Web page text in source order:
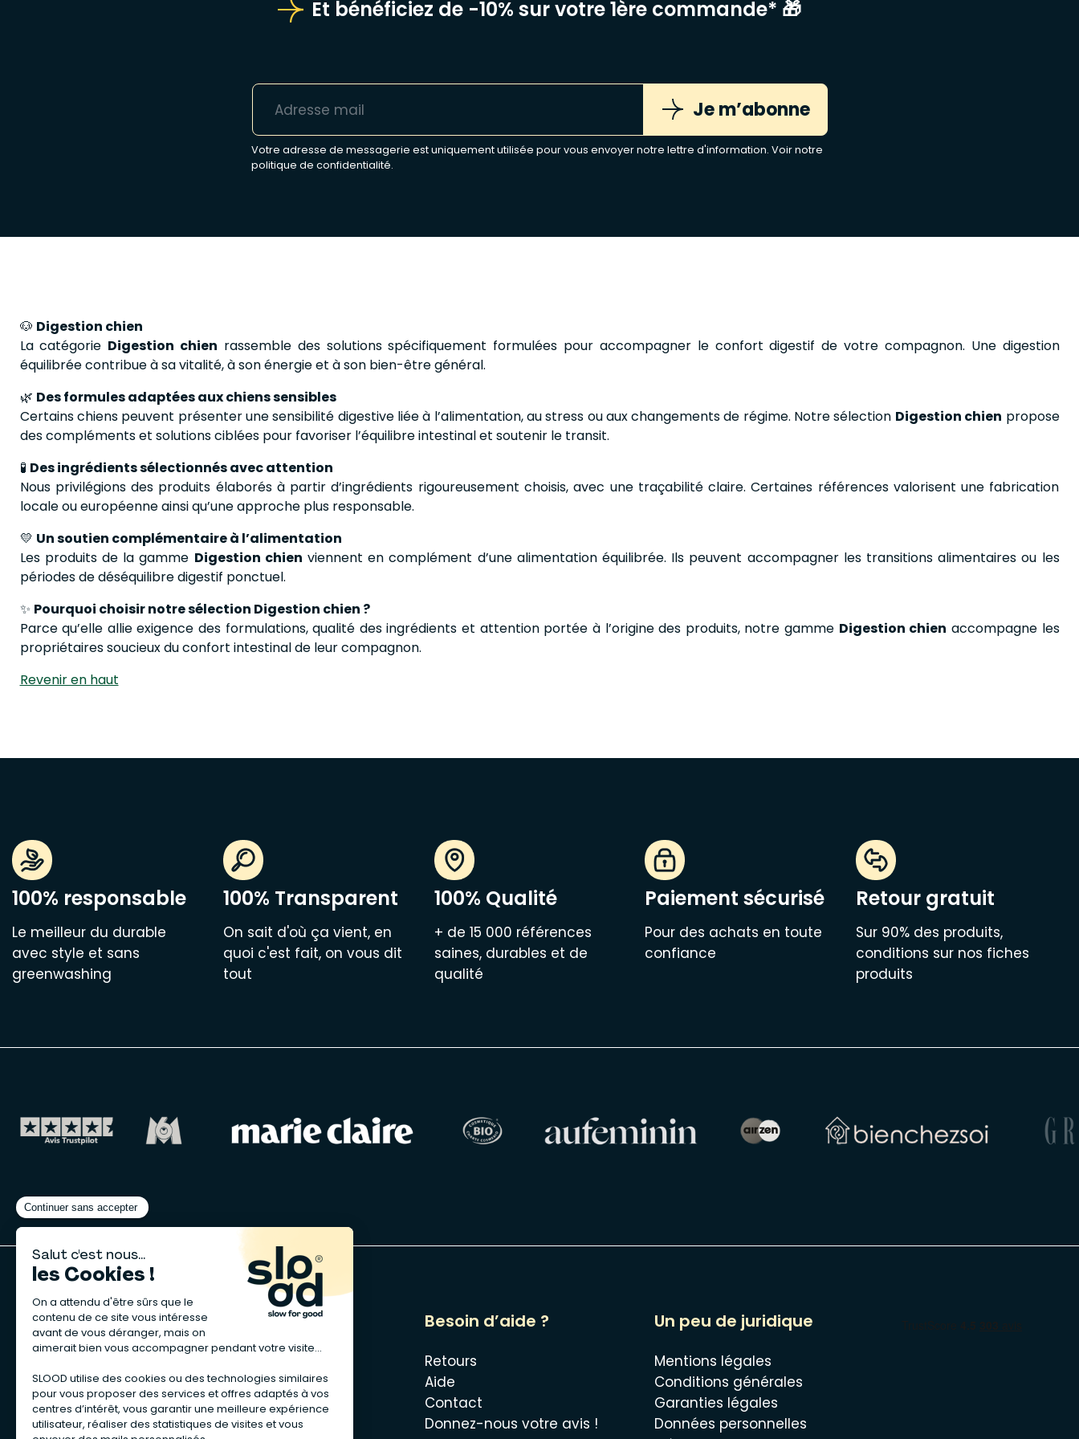
Et bénéficiez de -10% sur votre 1ère commande* 🎁
Je m’abonne
Votre adresse de messagerie est uniquement utilisée pour vous envoyer notre lettre d'information. Voir notre
politique de confidentialité.
🐶 Digestion chien
La catégorie Digestion chien rassemble des solutions spécifiquement formulées pour accompagner le confort digestif de votre compagnon. Une digestion
équilibrée contribue à sa vitalité, à son énergie et à son bien-être général.
🌿 Des formules adaptées aux chiens sensibles
Certains chiens peuvent présenter une sensibilité digestive liée à l’alimentation, au stress ou aux changements de régime. Notre sélection Digestion chien propose
des compléments et solutions ciblées pour favoriser l’équilibre intestinal et soutenir le transit.
🧪 Des ingrédients sélectionnés avec attention
Nous privilégions des produits élaborés à partir d’ingrédients rigoureusement choisis, avec une traçabilité claire. Certaines références valorisent une fabrication
locale ou européenne ainsi qu’une approche plus responsable.
💛 Un soutien complémentaire à l’alimentation
Les produits de la gamme Digestion chien viennent en complément d’une alimentation équilibrée. Ils peuvent accompagner les transitions alimentaires ou les
périodes de déséquilibre digestif ponctuel.
✨ Pourquoi choisir notre sélection Digestion chien ?
Parce qu’elle allie exigence des formulations, qualité des ingrédients et attention portée à l’origine des produits, notre gamme Digestion chien accompagne les
propriétaires soucieux du confort intestinal de leur compagnon.
Revenir en haut
100% responsable
Le meilleur du durable
avec style et sans
greenwashing
100% Transparent
On sait d'où ça vient, en
quoi c'est fait, on vous dit
tout
100% Qualité
+ de 15 000 références
saines, durables et de
qualité
Paiement sécurisé
Pour des achats en toute
confiance
Retour gratuit
Sur 90% des produits,
conditions sur nos fiches
produits
A propos de nous
Notre charte
Recrutement RH
Vendre sur Slood
Besoin d’aide ?
Retours
Aide
Contact
Donnez-nous votre avis !
Un peu de juridique
Mentions légales
Conditions générales
Garanties légales
Données personnelles